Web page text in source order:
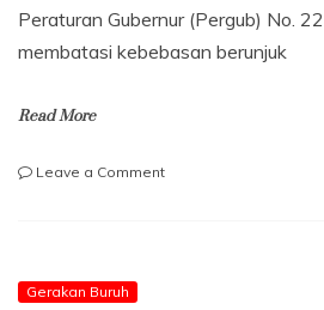
Peraturan Gubernur (Pergub) No.
membatasi kebebasan berunjuk
Read More
Leave a Commenton
Gerakan Buruh